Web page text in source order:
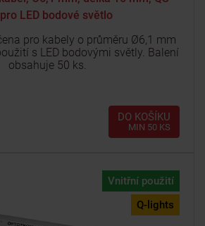
LED bodové světlo
pro kabely o průměru Ø6,1 mm
s LED bodovými světly. Balení
obsahuje 50 ks.
DO KOŠÍKU
MIN 50 KS
Vnitřní použití
Q-lights